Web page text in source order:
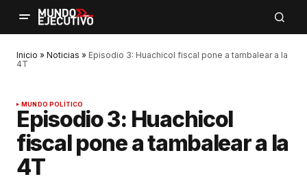
Inicio » Noticias » Episodio 3: Huachicol fiscal pone a tambalear a la
4T
MUNDO POLÍTICO
Episodio 3: Huachicol
fiscal pone a tambalear a la
4T